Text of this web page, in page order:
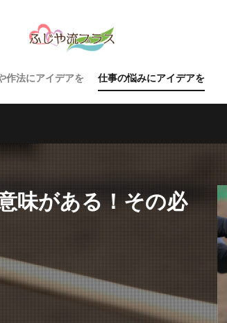
作法にアイデアを 仕事の悩みにアイデアを
味がある！その必